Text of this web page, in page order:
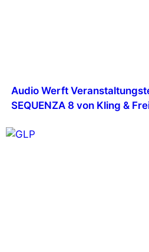
Audio Werft
SEQUENZA 8 von Kling &